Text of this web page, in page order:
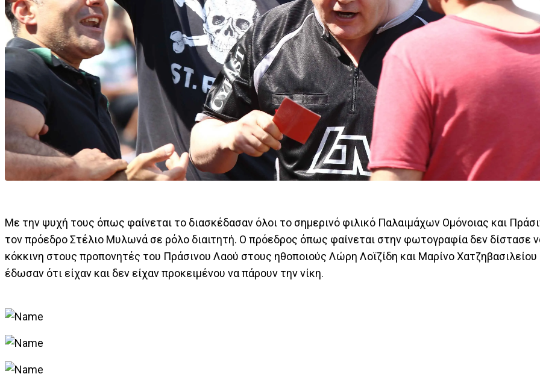
Με την ψυχή τους όπως φαίνεται το διασκέδασαν όλοι το σημερινό φιλικό Παλαιμάχων Ομόνοιας και
τον πρόεδρο Στέλιο Μυλωνά σε ρόλο διαιτητή. Ο πρόεδρος όπως φαίνεται στην φωτογραφία δεν δίστασε
κόκκινη στους προπονητές του Πράσινου Λαού στους ηθοποιούς Λώρη Λοϊζίδη και Μαρίνο Χατζηβασιλείου
έδωσαν ότι είχαν και δεν είχαν προκειμένου να πάρουν την νίκη.